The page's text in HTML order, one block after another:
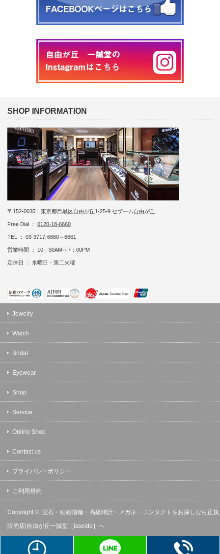
SHOP INFORMATION
〒152-0035 東京都目黒区自由が丘1-25-9 セザーム自由が丘
Free Dial ： 0120-18-6660
TEL ： 03-3717-6660～6661
営業時間 ： 10：30AM～7：00PM
定休日 ： 水曜日・第二火曜
Jewelry
Watch
Bridal
Eyewear
Shop
Service
Online Shop
Contact us
プライバシーポリシー
ご利用規約
Copyright © 宝石・結婚指輪・高級時計・メガネ・コンタクトをお探しなら正規
販売店|自由が丘一誠堂［isseido］へ